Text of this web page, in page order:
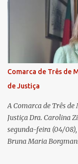
transmissão
estavam reunidos
Assembleia Geral
pautas estratégicas,
Remuneração dos
do Fundo Social,
transparência e a
Núcleo, o presidente
um balanço das
Comarca de Três de
de Justiça
A Comarca de Três
Justiça Dra. Carolina
segunda-feira (04/
Bruna Maria